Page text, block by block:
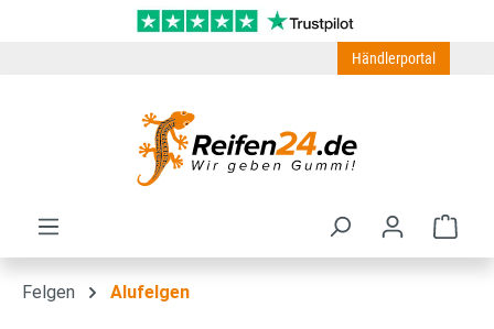
Zum Hauptinhalt springen
Händlerportal
Felgen Alufelgen